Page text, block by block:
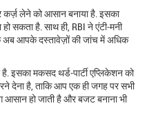
कर्ज़ लेने को आसान बनाया है. इसका
सकता है. साथ ही, RBI ने एंटी‑मनी
अब आपके दस्तावेज़ों की जांच में अधिक
इसका मकसद थर्ड‑पार्टी एप्लिकेशन को
देना है, ताकि आप एक ही जगह पर सभी
हो जाती है और बजट बनाना भी